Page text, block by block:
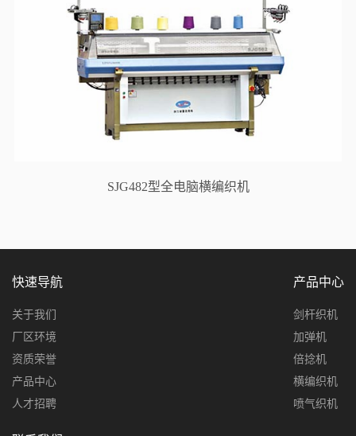
SJG482型全电脑横编织机
快速导航
关于我们
厂区环境
资质荣誉
产品中心
人才招聘
产品中心
剑杆织机
加弹机
倍捻机
横编织机
喷气织机